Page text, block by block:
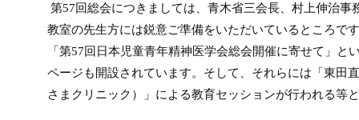
第57回総会につきましては、青木省三会長、村上伸治
教室の先生方には鋭意ご準備をいただいているところで
「第57回日本児童青年精神医学会総会開催に寄せて」と
ページも開設されています。そして、それらには「東田
さまクリニック）」による教育セッションが行われる等